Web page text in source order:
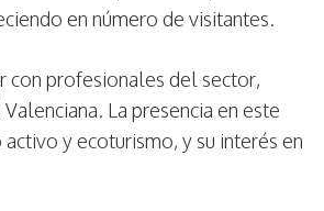
en número de visitantes.
con profesionales del sector,
La presencia en este
y ecoturismo, y su interés en